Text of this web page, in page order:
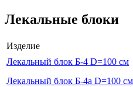
Лекальные блоки
Изделие
Лекальный блок Б-4 D=100 см
Лекальный блок Б-4а D=100 см